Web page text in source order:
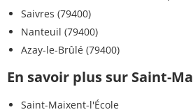
Saivres (79400)
Nanteuil (79400)
Azay-le-Brûlé (79400)
En savoir plus sur Saint-
Saint-Maixent-l'École